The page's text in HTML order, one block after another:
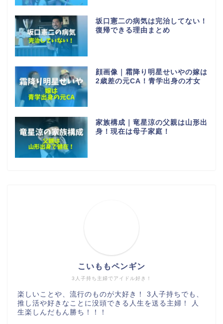
坂口憲二の病気は完治してない！
復帰できる理由まとめ
顔画像｜霜降り明星せいやの嫁は
2歳差の元CA！青学出身の才女
家族構成｜竜星涼の父親は山形出
身！現在は母子家庭！
3人子持ち主婦でアイドル好き！
こいももペンギン
楽しいことや、流行のものが大好き！ 3人子持ちでも、
推し活や好きなことに没頭できる人生を送る主婦！ 人
生楽しんだもん勝ち！！！